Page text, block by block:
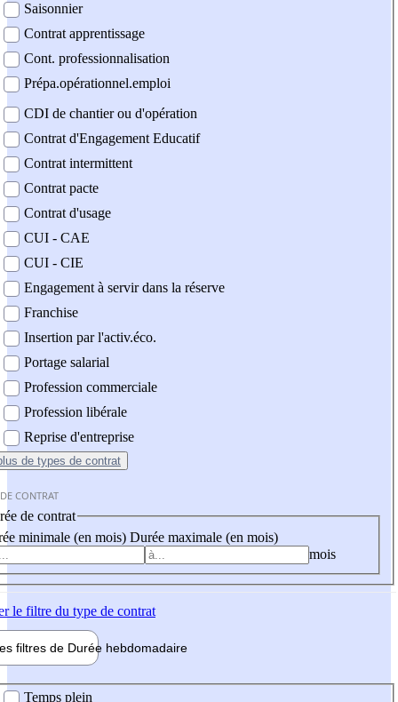
Saisonnier
Contrat apprentissage
Cont. professionnalisation
Prépa.opérationnel.emploi
CDI de chantier ou d'opération
Contrat d'Engagement Educatif
Contrat intermittent
Contrat pacte
Contrat d'usage
CUI - CAE
CUI - CIE
Engagement à servir dans la réserve
Franchise
Insertion par l'activ.éco.
Portage salarial
Profession commerciale
Profession libérale
Reprise d'entreprise
de types de contrat
CONTRAT
de contrat
minimale (en mois) Durée maximale (en mois)
mois
le filtre du type de contrat
filtres de Durée hebdomadaire
Temps plein